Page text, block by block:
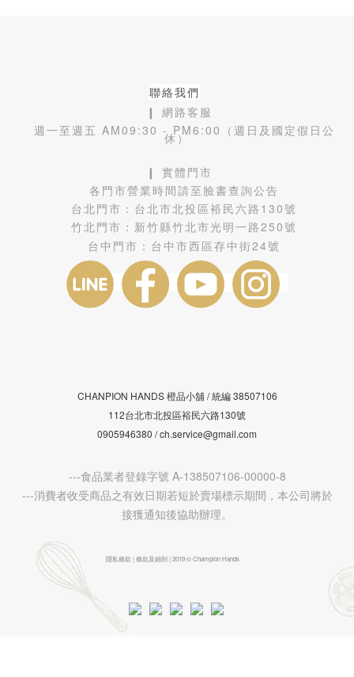
聯絡我們
❙ 網路客服
週一至週五 AM09:30 - PM6:00（週日及國定假日公
休）
❙ 實體門市
各門市營業時間請至臉書查詢公告
台北門市： 台北市北投區裕民六路130號
竹北門市： 新竹縣竹北市光明一路250號
台中門市： 台中市西區存中街24號
CHANPION HANDS 橙品小舖 /統編38507106
112台北市北投區裕民六路130號
0905946380 / ch.service@gmail.com
---食品業者登錄字號 A-138507106-00000-8
---消費者收受商品之有效日期若短於賣場標示期間，本公司將於
接獲通知後協助辦理。
隱私條款 | 條款及細則 | 2019 © Champion Hands